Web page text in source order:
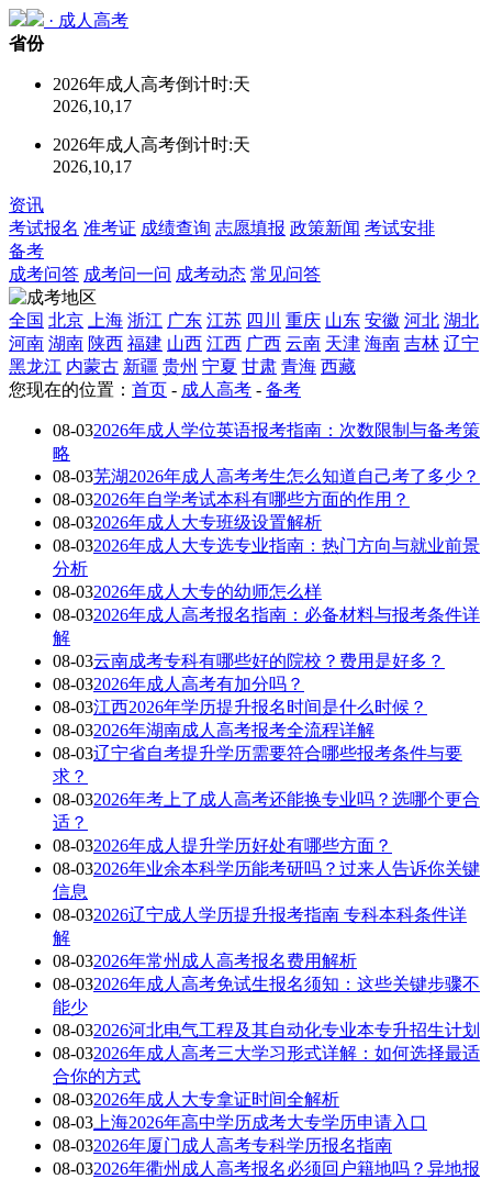
· 成人高考
省份
2026年成人高考倒计时:天
2026,10,17
2026年成人高考倒计时:天
2026,10,17
资讯
考试报名 准考证 成绩查询 志愿填报 政策新闻 考试安排
备考
成考问答 成考问一问 成考动态 常见问答
全国 北京 上海 浙江 广东 江苏 四川 重庆 山东 安徽 河北 湖北
河南 湖南 陕西 福建 山西 江西 广西 云南 天津 海南 吉林 辽宁
黑龙江 内蒙古 新疆 贵州 宁夏 甘肃 青海 西藏
您现在的位置： 首页 - 成人高考 - 备考
08-032026年成人学位英语报考指南：次数限制与备考策
略
08-03芜湖2026年成人高考考生怎么知道自己考了多少？
08-032026年自学考试本科有哪些方面的作用？
08-032026年成人大专班级设置解析
08-032026年成人大专选专业指南：热门方向与就业前景
分析
08-032026年成人大专的幼师怎么样
08-032026年成人高考报名指南：必备材料与报考条件详
解
08-03云南成考专科有哪些好的院校？费用是好多？
08-032026年成人高考有加分吗？
08-03江西2026年学历提升报名时间是什么时候？
08-032026年湖南成人高考报考全流程详解
08-03辽宁省自考提升学历需要符合哪些报考条件与要
求？
08-032026年考上了成人高考还能换专业吗？选哪个更合
适？
08-032026年成人提升学历好处有哪些方面？
08-032026年业余本科学历能考研吗？过来人告诉你关键
信息
08-032026辽宁成人学历提升报考指南 专科本科条件详
解
08-032026年常州成人高考报名费用解析
08-032026年成人高考免试生报名须知：这些关键步骤不
能少
08-032026河北电气工程及其自动化专业本专升招生计划
08-032026年成人高考三大学习形式详解：如何选择最适
合你的方式
08-032026年成人大专拿证时间全解析
08-03 上海2026年高中学历成考大专学历申请入口
08-032026年厦门成人高考专科学历报名指南
08-032026年衢州成人高考报名必须回户籍地吗？异地报